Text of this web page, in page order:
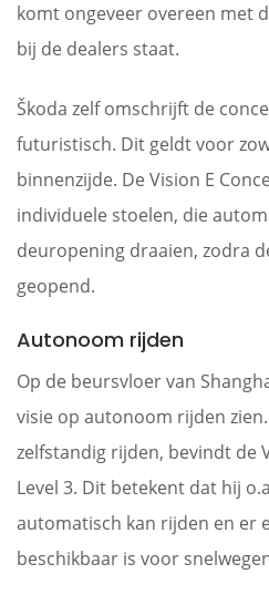
komt ongeveer overeen met
bij de dealers staat.
Škoda zelf omschrijft de
futuristisch. Dit geldt voor
binnenzijde. De Vision E
individuele stoelen, die
deuropening draaien, zodra
geopend.
Autonoom rijden
Op de beursvloer van
visie op autonoom rijden
zelfstandig rijden, bevindt de
Level 3. Dit betekent dat hij
automatisch kan rijden en er
beschikbaar is voor